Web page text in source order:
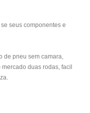
seus componentes e
de pneu sem camara,
duas rodas, facil